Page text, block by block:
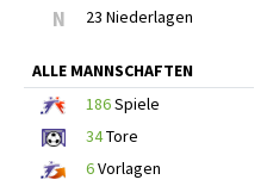
N 23 Niederlagen
ALLE MANNSCHAFTEN
186Spiele
34Tore
6Vorlagen